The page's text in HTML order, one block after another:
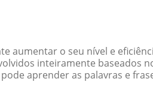
aumentar o seu nível e
inteiramente baseados
aprender as palavras e